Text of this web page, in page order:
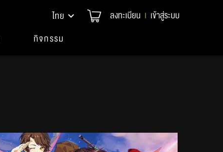
ไทย ลงทะเบียน | เข้าสู่ระบบ
กิจกรรม